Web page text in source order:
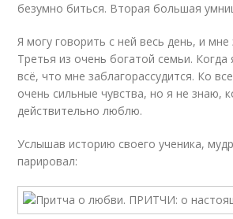
безумно биться. Вторая большая
Я могу говорить с ней весь день, и мне
Третья из очень богатой семьи. Когда
всё, что мне заблагорассудится. Ко
очень сильные чувства, но я не знаю,
действительно люблю.
Услышав историю своего ученика,
парировал: